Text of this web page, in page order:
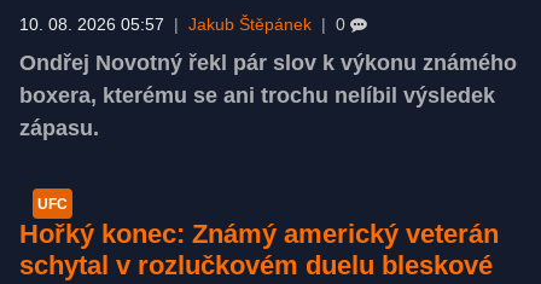
10. 08. 2026 05:57 Jakub Štěpánek 0
Ondřej Novotný řekl pár slov k výkonu známého
boxera, kterému se ani trochu nelíbil výsledek
zápasu.
UFC
Hořký konec: Známý americký veterán
schytal v rozlučkovém duelu bleskové